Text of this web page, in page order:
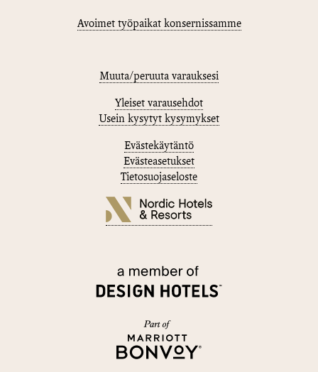
Avoimet työpaikat konsernissamme
Muuta/peruuta varauksesi
Yleiset varausehdot
Usein kysytyt kysymykset
Evästekäytäntö
Evästeasetukset
Tietosuojaseloste